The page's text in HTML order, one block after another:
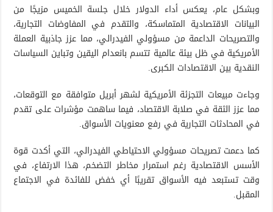
وبشكل عام، يعكس أداء الدولار خلال جلسة الخميس مزيجًا من
البيانات الاقتصادية المتماسكة، والتقدم في المفاوضات التجارية،
والتصريحات الداعمة من مسؤولي الفيدرالي، مما عزز جاذبية العملة
الأمريكية في ظل بيئة عالمية تتسم بانعدام اليقين وتباين السياسات
النقدية بين الاقتصادات الكبرى.
وجاءت مبيعات التجزئة الأمريكية لشهر أبريل متوافقة مع التوقعات،
مما عزز الثقة في صلابة الاقتصاد، فيما ساهمت مؤشرات على تقدم
في المحادثات التجارية في رفع معنويات الأسواق.
كما دعمت تصريحات مسؤولي الاحتياطي الفيدرالي، التي أكدت قوة
الأسس الاقتصادية رغم استمرار مخاطر التضخم، هذا الارتفاع، في
وقت تستبعد فيه الأسواق تقريبًا أي خفض للفائدة في الاجتماع
المقبل.